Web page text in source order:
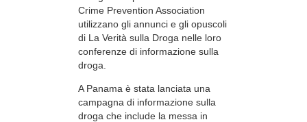
Crime Prevention Association
utilizzano gli annunci e gli opuscoli
di La Verità sulla Droga nelle loro
conferenze di informazione sulla
droga.
A Panama è stata lanciata una
campagna di informazione sulla
droga che include la messa in